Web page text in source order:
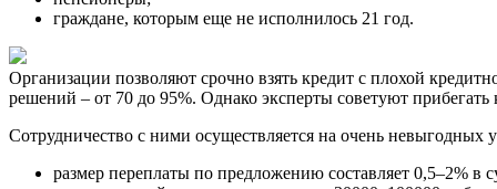
граждане, которым еще не исполнилось 21 год.
Организации позволяют срочно взять кредит с плохой
решений – от 70 до 95%. Однако эксперты советуют
Сотрудничество с ними осуществляется на очень невыгодных
размер переплаты по предложению составляет 0,5–2% в